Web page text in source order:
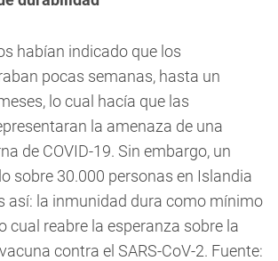
habían indicado que los
pocas semanas, hasta un
lo cual hacía que las
la amenaza de una
de COVID-19. Sin embargo, un
sobre 30.000 personas en Islandia
así: la inmunidad dura como mínimo
cual reabre la esperanza sobre la
contra el SARS-CoV-2. Fuente: